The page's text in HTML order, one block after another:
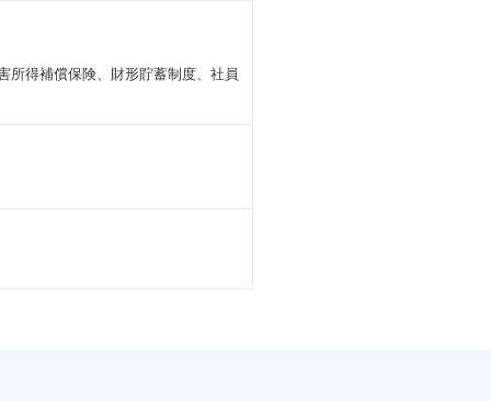
所得補償保険、財形貯蓄制度、社員